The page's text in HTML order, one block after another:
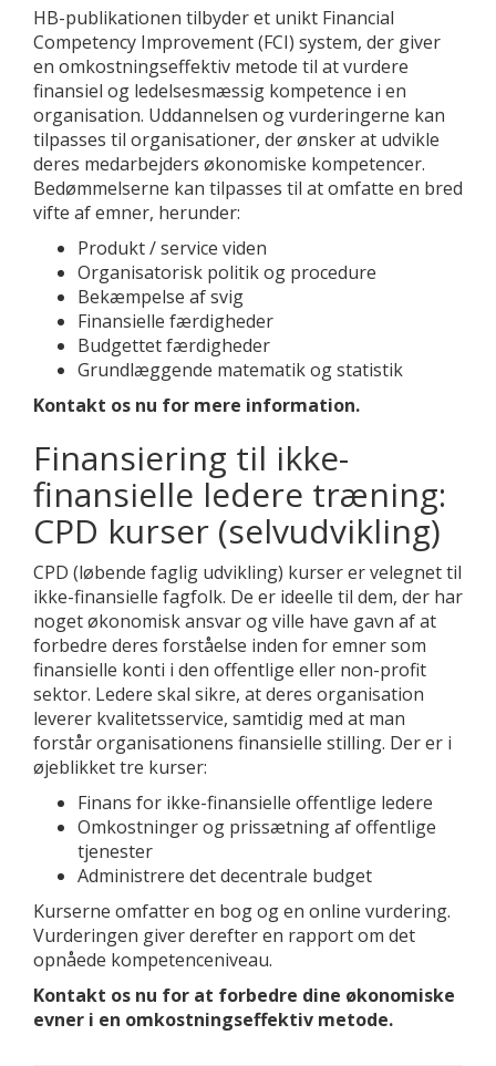
HB-publikationen tilbyder et unikt Financial
Competency Improvement (FCI) system, der giver
en omkostningseffektiv metode til at vurdere
finansiel og ledelsesmæssig kompetence i en
organisation. Uddannelsen og vurderingerne kan
tilpasses til organisationer, der ønsker at udvikle
deres medarbejders økonomiske kompetencer.
Bedømmelserne kan tilpasses til at omfatte en bred
vifte af emner, herunder:
Produkt / service viden
Organisatorisk politik og procedure
Bekæmpelse af svig
Finansielle færdigheder
Budgettet færdigheder
Grundlæggende matematik og statistik
Kontakt os nu for mere information.
Finansiering til ikke-
finansielle ledere træning:
CPD kurser (selvudvikling)
CPD (løbende faglig udvikling) kurser er velegnet til
ikke-finansielle fagfolk. De er ideelle til dem, der har
noget økonomisk ansvar og ville have gavn af at
forbedre deres forståelse inden for emner som
finansielle konti i den offentlige eller non-profit
sektor. Ledere skal sikre, at deres organisation
leverer kvalitetsservice, samtidig med at man
forstår organisationens finansielle stilling. Der er i
øjeblikket tre kurser:
Finans for ikke-finansielle offentlige ledere
Omkostninger og prissætning af offentlige
tjenester
Administrere det decentrale budget
Kurserne omfatter en bog og en online vurdering.
Vurderingen giver derefter en rapport om det
opnåede kompetenceniveau.
Kontakt os nu for at forbedre dine økonomiske
evner i en omkostningseffektiv metode.